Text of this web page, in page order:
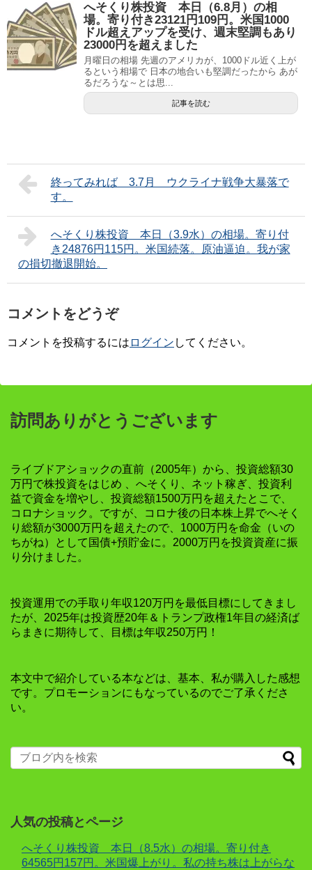
へそくり株投資 本日（6.8月）の相
場。寄り付き23121円109円。米国1000
ドル超えアップを受け、週末堅調もあり
23000円を超えました
月曜日の相場 先週のアメリカが、1000ドル近く上が
るという相場で 日本の地合いも堅調だったから あが
るだろうな～とは思...
記事を読む
終ってみれば 3.7月 ウクライナ戦争大暴落で
す。
へそくり株投資 本日（3.9水）の相場。寄り付
き24876円115円。米国続落。原油逼迫。我が家
の損切撤退開始。
コメントをどうぞ
コメントを投稿するには ログイン してください。
訪問ありがとうございます
ライブドアショックの直前（2005年）から、投資総額30
万円で株投資をはじめ 、へそくり、ネット稼ぎ、投資利
益で資金を増やし、投資総額1500万円を超えたとこで、
コロナショック。ですが、コロナ後の日本株上昇でへそく
り総額が3000万円を超えたので、1000万円を命金（いの
ちがね）として国債+預貯金に。2000万円を投資資産に振
り分けました。
投資運用での手取り年収120万円を最低目標にしてきまし
たが、2025年は投資歴20年＆トランプ政権1年目の経済ば
らまきに期待して、目標は年収250万円！
本文中で紹介している本などは、基本、私が購入した感想
です。プロモーションにもなっているのでご了承くださ
い。
人気の投稿とページ
へそくり株投資 本日（8.5水）の相場。寄り付き
64565円157円。米国爆上がり。私の持ち株は上がらな